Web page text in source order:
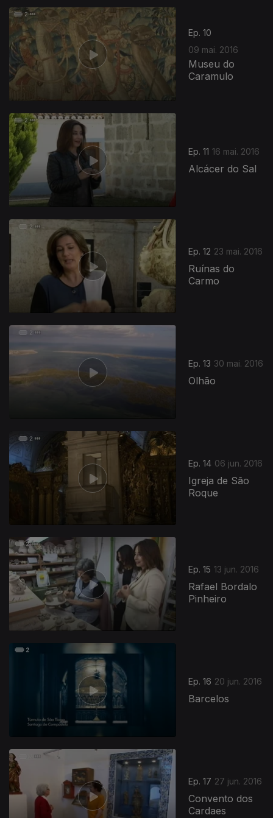
Ep. 10
09 mai. 2016
Museu do
Caramulo
Ep. 11 16 mai. 2016
Alcácer do Sal
Ep. 12 23 mai. 2016
Ruínas do
Carmo
236901
Ep. 13 30 mai. 2016
Olhão
Ep. 14 06 jun. 2016
Igreja de São
Roque
Ep. 15 13 jun. 2016
Rafael Bordalo
Pinheiro
Ep. 16 20 jun. 2016
Barcelos
Ep. 17 27 jun. 2016
Convento dos
Cardaes